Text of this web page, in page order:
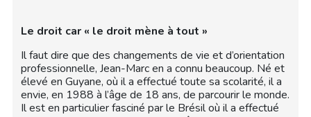
Le droit car « le droit mène à tout »
Il faut dire que des changements de vie et d’orientation
professionnelle, Jean-Marc en a connu beaucoup. Né et
élevé en Guyane, où il a effectué toute sa scolarité, il a
envie, en 1988 à l’âge de 18 ans, de parcourir le monde.
Il est en particulier fasciné par le Brésil où il a effectué